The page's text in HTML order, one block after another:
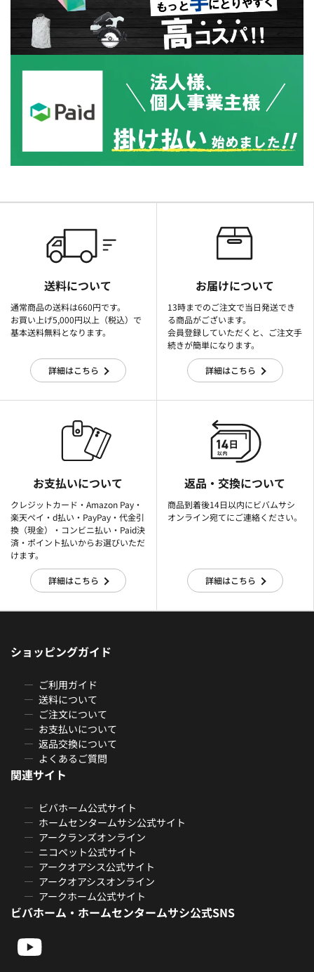
送料について
通常商品の送料は660円です。
お買い上げ5,000円以上（税込）で
基本送料無料となります。
詳細はこちら
お届けについて
13時までのご注文で当日発送でき
る商品がございます。
会員登録していただくと、ご注文手
続きが簡単になります。
詳細はこちら
お支払いについて
クレジットカード・Amazon Pay・
楽天ぺイ・d払い・PayPay・代金引
換（現金）・コンビニ払い・Paid決
済・ポイント払いからお選びいただ
けます。
詳細はこちら
返品・交換について
商品到着後14日以内にビバムサシ
オンライン宛てにご連絡ください。
詳細はこちら
ショッピングガイド
ご利用ガイド
送料について
ご注文について
お支払いについて
返品交換について
よくあるご質問
関連サイト
ビバホーム公式サイト
ホームセンタームサシ公式サイト
アークランズオンライン
ニコペット公式サイト
アークオアシス公式サイト
アークオアシスオンライン
アークホーム公式サイト
ビバホーム・ホームセンタームサシ公式SNS